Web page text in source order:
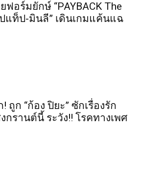
ฟอร์มยักษ์ “PAYBACK The
ปแท็ป-มินลี” เดินเกมแค้นแฉ
ถูก “ก้อง ปิยะ” ซักเรื่องรัก
กรานต์นี้ ระวัง!! โรคทางเพศ